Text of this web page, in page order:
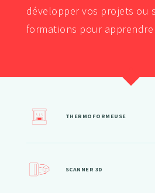
développer vos projets ou
formations pour
THERMOFORMEUSE
SCANNER 3D